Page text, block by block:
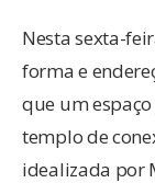
Nesta sexta-
forma e
que um
templo de
idealizada por